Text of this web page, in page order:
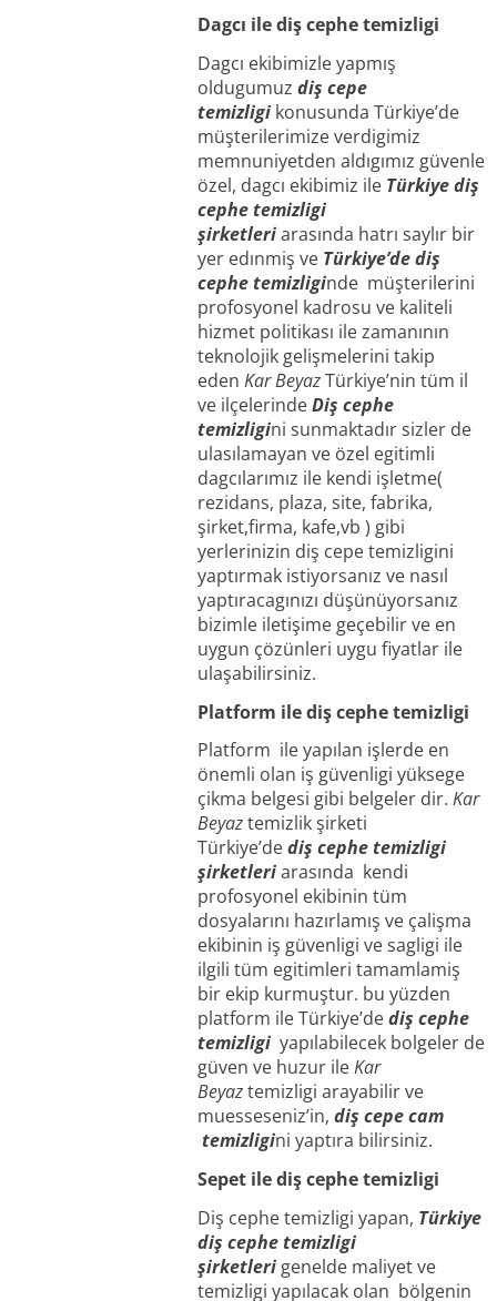
Dagcı ile diş cephe temizligi
Dagcı ekibimizle yapmış
oldugumuzdiş cepe
temizligi konusunda Türkiye’de
müşterilerimize verdigimiz
memnuniyetden aldıgımız güvenle
özel, dagcı ekibimiz ile Türkiye diş
cephe temizligi
şirketleriarasında hatrı saylır bir
yer edınmiş ve Türkiye’de diş
cephe temizliginde müşterilerini
profosyonel kadrosu ve kaliteli
hizmet politikası ile zamanının
teknolojik gelişmelerini takip
edenKar BeyazTürkiye’nin tüm il
ve ilçelerindeDiş cephe
temizligini sunmaktadır sizler de
ulasılamayan ve özel egitimli
dagcılarımız ile kendi işletme(
rezidans, plaza, site, fabrika,
şirket,firma, kafe,vb ) gibi
yerlerinizin diş cepe temizligini
yaptırmak istiyorsanız ve nasıl
yaptıracagınızı düşünüyorsanız
bizimle iletişime geçebilir ve en
uygun çözünleri uygu fiyatlar ile
ulaşabilirsiniz.
Platform ile diş cephe temizligi
Platform ile yapılan işlerde en
önemli olan iş güvenligi yüksege
çikma belgesi gibi belgeler dir.Kar
Beyaztemizlik şirketi
Türkiye’dediş cephe temizligi
şirketleriarasında kendi
profosyonel ekibinin tüm
dosyalarını hazırlamış ve çalişma
ekibinin iş güvenligi ve sagligi ile
ilgili tüm egitimleri tamamlamiş
bir ekip kurmuştur. bu yüzden
platform ile Türkiye’dediş cephe
temizligi yapılabilecek bolgeler de
güven ve huzur ileKar
Beyaztemizligi arayabilir ve
muesseseniz’in, diş cepe cam
temizligini yaptıra bilirsiniz.
Sepet ile diş cephe temizligi
Diş cephe temizligi yapan, Türkiye
diş cephe temizligi
şirketleri genelde maliyet ve
temizligi yapılacak olan bölgenin